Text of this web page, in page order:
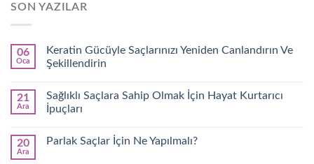
SON YAZILAR
06
Oca
Keratin Gücüyle Saçlarınızı Yeniden Canlandırın Ve
Şekillendirin
21
Ara
Sağlıklı Saçlara Sahip Olmak İçin Hayat Kurtarıcı
İpuçları
20
Ara
Parlak Saçlar İçin Ne Yapılmalı?